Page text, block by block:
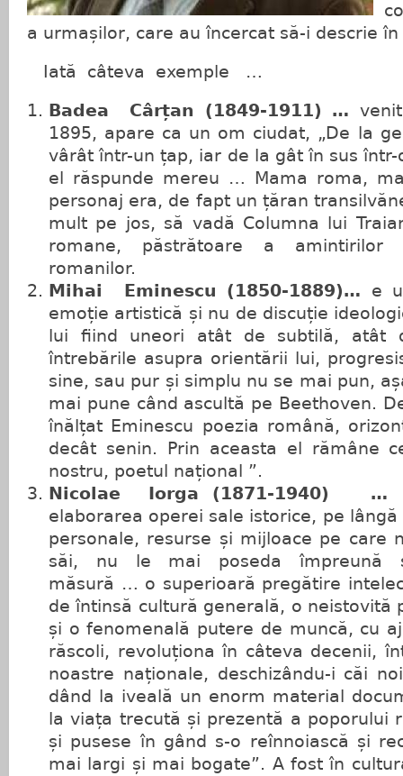
a urmașilor, care au încercat să-i descrie
Iată câteva exemple …
Badea Cârțan (1849-1911) …
1895, apare ca un om ciudat, „De la
vârât într-un țap, iar de la gât în sus
el răspunde mereu … Mama roma,
personaj era, de fapt un țăran
mult pe jos, să vadă Columna lui
romane, păstrătoare a amintirilor
romanilor.
Mihai Eminescu (1850-1889)… e
emoție artistică și nu de discuție
lui fiind uneori atât de subtilă, atât
întrebările asupra orientării lui,
sine, sau pur și simplu nu se mai pun,
mai pune când ascultă pe Beethoven.
înălțat Eminescu poezia română,
decât senin. Prin aceasta el rămâne
nostru, poetul național ”.
Nicolae Iorga (1871-
elaborarea operei sale istorice, pe
personale, resurse și mijloace pe care
săi, nu le mai poseda împreună
măsură … o superioară pregătire
de întinsă cultură generală, o neistovită
și o fenomenală putere de muncă, cu
răscoli, revoluționa în câteva decenii,
noastre naționale, deschizându-i căi
dând la iveală un enorm material
la viața trecută și prezentă a poporului
și pusese în gând s-o reînnoiască și
mai largi și mai bogate”. A fost în